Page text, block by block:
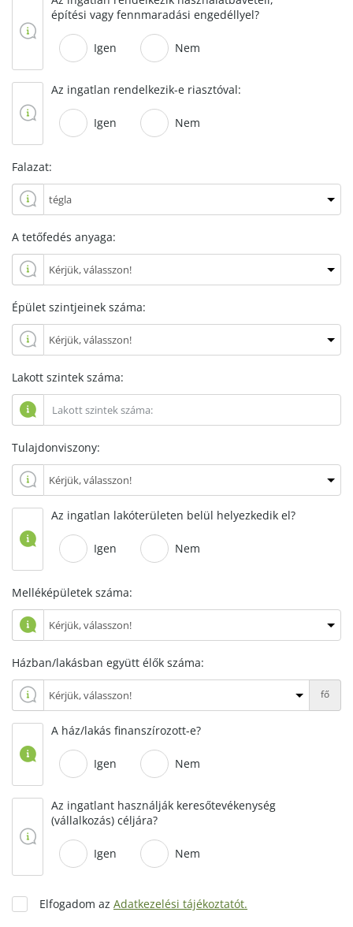
építési vagy fennmaradási engedéllyel?
Igen Nem
Az ingatlan rendelkezik-e riasztóval:
Igen Nem
Falazat:
A tetőfedés anyaga:
Épület szintjeinek száma:
Lakott szintek száma:
Tulajdonviszony:
Az ingatlan lakóterületen belül helyezkedik el?
Igen Nem
Melléképületek száma:
Házban/lakásban együtt élők száma:
fő
A ház/lakás finanszírozott-e?
Igen Nem
Az ingatlant használják keresőtevékenység
(vállalkozás) céljára?
Igen Nem
Elfogadom az Adatkezelési tájékoztatót.